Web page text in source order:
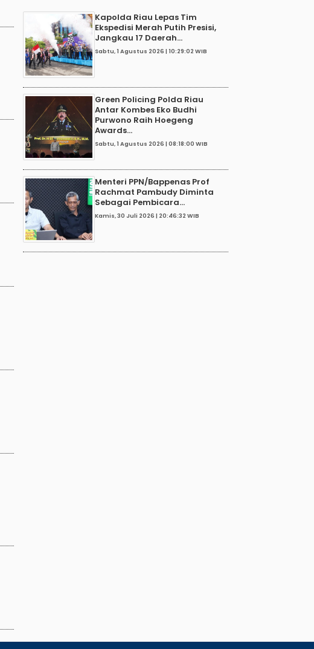
Kapolda Riau Lepas Tim
Ekspedisi Merah Putih Presisi,
Jangkau 17 Daerah...
Sabtu, 1 Agustus 2026 | 10:29:02 WIB
Green Policing Polda Riau
Antar Kombes Eko Budhi
Purwono Raih Hoegeng
Awards...
Sabtu, 1 Agustus 2026 | 08:18:00 WIB
Menteri PPN/Bappenas Prof
Rachmat Pambudy Diminta
Sebagai Pembicara...
Kamis, 30 Juli 2026 | 20:46:32 WIB